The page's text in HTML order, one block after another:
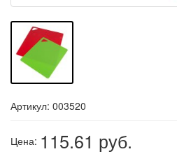
Артикул: 003520
Цена: 115.61 руб.